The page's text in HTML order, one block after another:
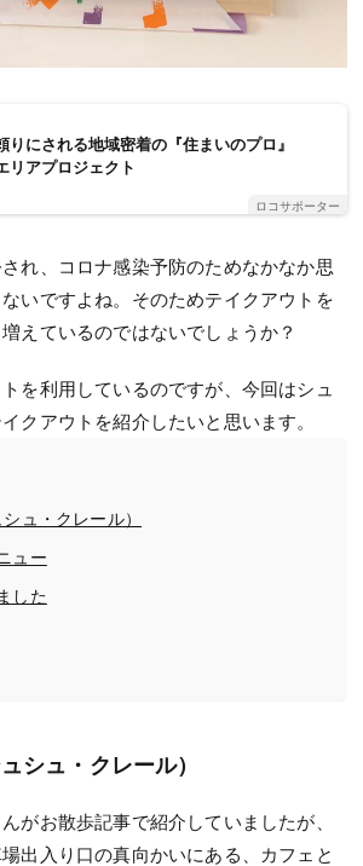
りにされる地域密着の『住まいのプロ』
リアプロジェクト
ロコサポーター
れ、コロナ感染予防のためなかなか思
いですよね。そのためテイクアウトを
えているのではないでしょうか？
を利用しているのですが、今回はシュ
クアウトを紹介したいと思います。
ュ・クレール）
ュー
した
シュ・クレール）
がお散歩記事で紹介していましたが、
出入り口の真向かいにある、カフェと